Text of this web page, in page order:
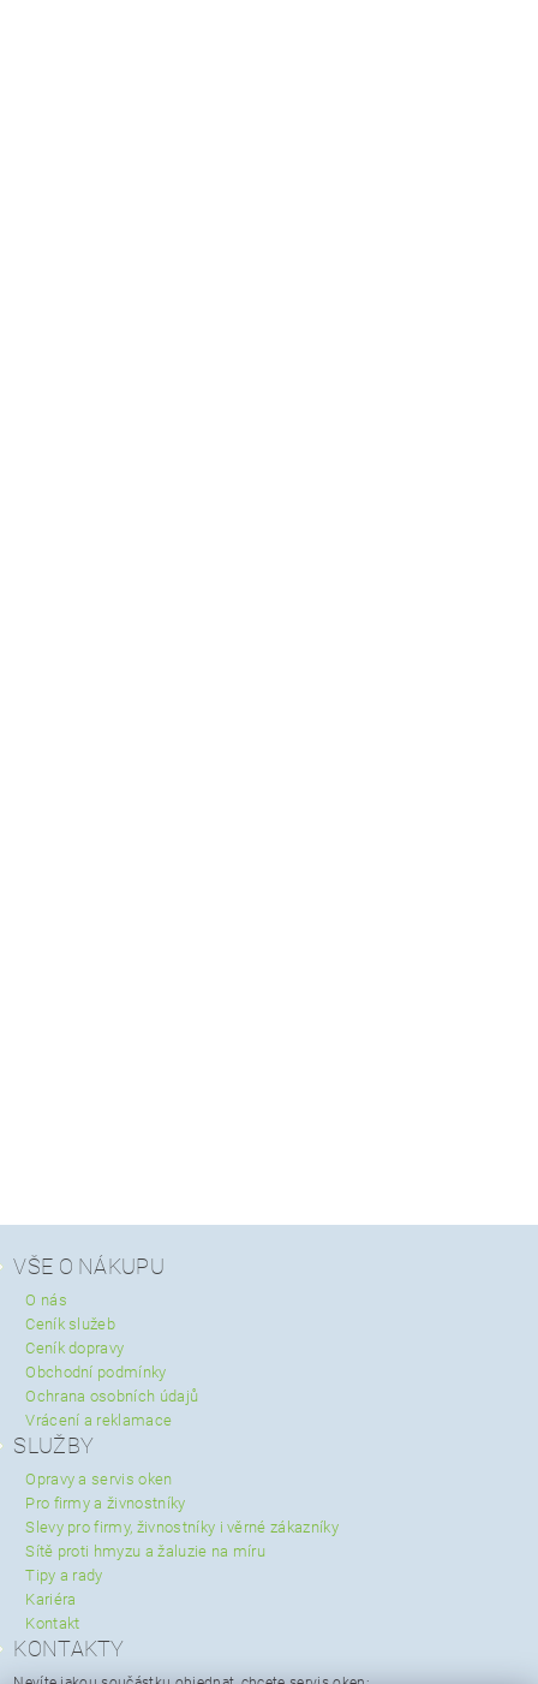
VŠE O NÁKUPU
O nás
Ceník služeb
Ceník dopravy
Obchodní podmínky
Ochrana osobních údajů
Vrácení a reklamace
SLUŽBY
Opravy a servis oken
Pro firmy a živnostníky
Slevy pro firmy, živnostníky i věrné zákazníky
Sítě proti hmyzu a žaluzie na míru
Tipy a rady
Kariéra
Kontakt
KONTAKTY